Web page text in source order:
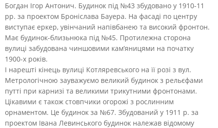
Богдан Ігор Антонич. Будинок під №43 збудовано у 1910-11
рр. за проектом Броніслава Бауера. На фасаді по центру
виступає еркер, увінчаний напівбанею та високий фронтон.
Має будинок-близьнюка під №45. Протилежна сторона
вулиці забудована чиншовими кам’яницями на початку
1900-х років.
І нарешті кінець вулиці Котляревського на її розі з вул.
Метрологічною зауважуємо великий будинок з рельєфами
путті при карнизі та великими трикутними фронтонами.
Цікавими є також стовпчики огорожі з рослинним
орнаментом. Це будинок за №67. Збудований у 1911 р. за
проектом Івана Левинського будинок належав відомому